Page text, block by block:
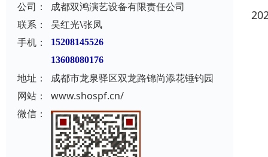
公司：
成都双鸿演艺设备有限责任公司
联系：
吴红光\张凤
手机：
15208145526
13608080176
地址：
成都市龙泉驿区双龙路锦尚添花锤钓园
网站：
www.shospf.cn/
微信：